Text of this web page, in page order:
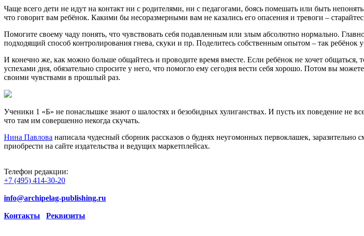
Чаще всего дети не идут на контакт ни с родителями, ни с педагогами, боясь помешать или быть
что говорит вам ребёнок. Какими бы несоразмерными вам не казались его опасения и тревоги –
Помогите своему чаду понять, что чувствовать себя подавленным или злым абсолютно нормально.
подходящий способ контролирования гнева, скуки и пр. Поделитесь собственным опытом – так
И конечно же, как можно больше общайтесь и проводите время вместе. Если ребёнок не хочет общаться,
успехами дня, обязательно спросите у него, что помогло ему сегодня вести себя хорошо. Потом вы
своими чувствами в прошлый раз.
Ученики 1 «Б» не понаслышке знают о шалостях и безобидных хулиганствах. И пусть их поведение не
что там им совершенно некогда скучать.
Нина Павлова написала чудесный сборник рассказов о буднях неугомонных первоклашек,
приобрести на сайте издательства и ведущих маркетплейсах.
Телефон редакции:
+7 (495) 414-30-20
info@archipelag-publishing.ru
Контакты Реквизиты